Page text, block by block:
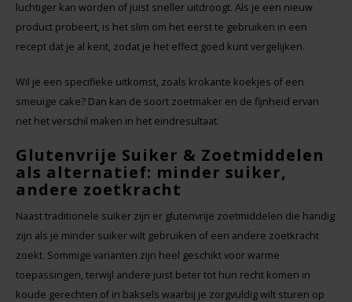
luchtiger kan worden of juist sneller uitdroogt. Als je een nieuw
product probeert, is het slim om het eerst te gebruiken in een
recept dat je al kent, zodat je het effect goed kunt vergelijken.
Wil je een specifieke uitkomst, zoals krokante koekjes of een
smeuïge cake? Dan kan de soort zoetmaker en de fijnheid ervan
net het verschil maken in het eindresultaat.
Glutenvrije Suiker & Zoetmiddelen
als alternatief: minder suiker,
andere zoetkracht
Naast traditionele suiker zijn er glutenvrije zoetmiddelen die handig
zijn als je minder suiker wilt gebruiken of een andere zoetkracht
zoekt. Sommige varianten zijn heel geschikt voor warme
toepassingen, terwijl andere juist beter tot hun recht komen in
koude gerechten of in baksels waarbij je zorgvuldig wilt sturen op